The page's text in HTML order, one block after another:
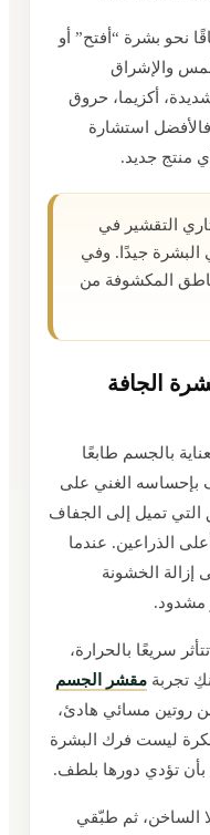
نحو بشرة “أفتح” أو
والإشراق
أكزيما، حروق
استشارة
منتج جديد.
التقشير في
البشرة جيدًا. وفي
المكشوفة من
الجافة
بالجسم طابعًا
بإحساسه الغني على
التي تميل إلى الجفاف
الذراعين. عندما
الخشونة
مشدود.
سريعًا بالحرارة،
تجربة مقشر الجسم
روتين مسائي هادئ،
ليست فرك البشرة
بأن تؤدي دورها بلطف.
الساخن، ثم طبّقي